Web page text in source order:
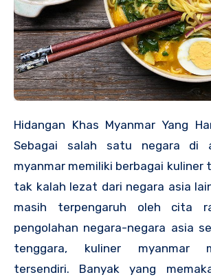
Hidangan Khas Myanmar Yang Harus Di Coba! –
Sebagai salah satu negara di
myanmar memiliki berbagai kuliner
tak kalah lezat dari negara asia
masih terpengaruh oleh cita
pengolahan negara-negara asia
tenggara, kuliner myanmar
tersendiri. Banyak yang